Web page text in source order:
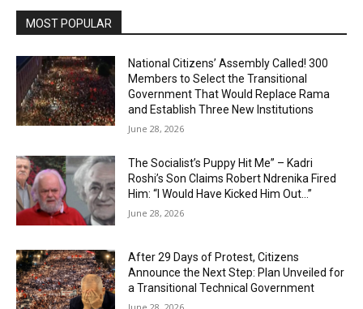
MOST POPULAR
National Citizens’ Assembly Called! 300
Members to Select the Transitional
Government That Would Replace Rama
and Establish Three New Institutions
June 28, 2026
The Socialist’s Puppy Hit Me” – Kadri
Roshi’s Son Claims Robert Ndrenika Fired
Him: “I Would Have Kicked Him Out…”
June 28, 2026
After 29 Days of Protest, Citizens
Announce the Next Step: Plan Unveiled for
a Transitional Technical Government